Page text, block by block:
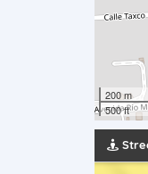
200 m
500 ft